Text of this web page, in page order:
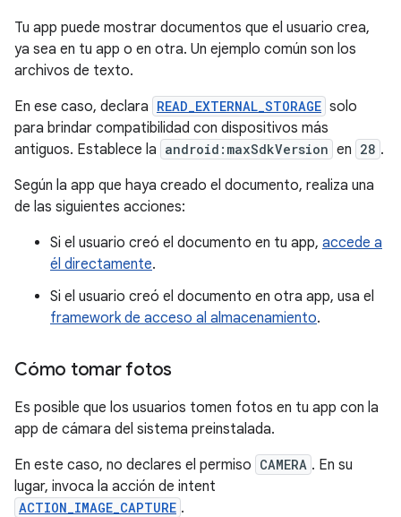
Tu app puede mostrar documentos que el usuario crea,
ya sea en tu app o en otra. Un ejemplo común son los
archivos de texto.
En ese caso, declara READ_EXTERNAL_STORAGE solo
para brindar compatibilidad con dispositivos más
antiguos. Establece la android:maxSdkVersion en 28 .
Según la app que haya creado el documento, realiza una
de las siguientes acciones:
Si el usuario creó el documento en tu app, accede a
él directamente.
Si el usuario creó el documento en otra app, usa el
framework de acceso al almacenamiento.
Cómo tomar fotos
Es posible que los usuarios tomen fotos en tu app con la
app de cámara del sistema preinstalada.
En este caso, no declares el permiso CAMERA . En su
lugar, invoca la acción de intent
ACTION_IMAGE_CAPTURE .